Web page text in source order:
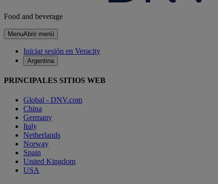
Food and beverage
MenuAbrir menú
Iniciar sesión en Veracity
Argentina
PRINCIPALES SITIOS WEB
Global - DNV.com
China
Germany
Italy
Netherlands
Norway
Spain
United Kingdom
USA